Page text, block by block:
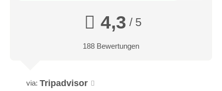
4,3 / 5
188 Bewertungen
via: Tripadvisor